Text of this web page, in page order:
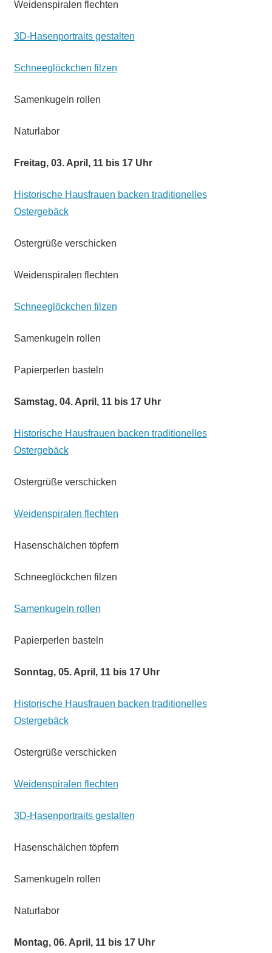
Weidenspiralen flechten
3D-Hasenportraits gestalten
Schneeglöckchen filzen
Samenkugeln rollen
Naturlabor
Freitag, 03. April, 11 bis 17 Uhr
Historische Hausfrauen backen traditionelles
Ostergebäck
Ostergrüße verschicken
Weidenspiralen flechten
Schneeglöckchen filzen
Samenkugeln rollen
Papierperlen basteln
Samstag, 04. April, 11 bis 17 Uhr
Historische Hausfrauen backen traditionelles
Ostergebäck
Ostergrüße verschicken
Weidenspiralen flechten
Hasenschälchen töpfern
Schneeglöckchen filzen
Samenkugeln rollen
Papierperlen basteln
Sonntag, 05. April, 11 bis 17 Uhr
Historische Hausfrauen backen traditionelles
Ostergebäck
Ostergrüße verschicken
Weidenspiralen flechten
3D-Hasenportraits gestalten
Hasenschälchen töpfern
Samenkugeln rollen
Naturlabor
Montag, 06. April, 11 bis 17 Uhr